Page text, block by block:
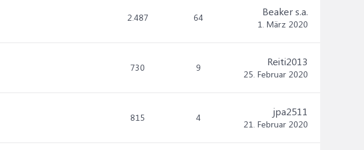
2.487 64 Beaker s.a.
1. März 2020
730 9 Reiti2013
25. Februar 2020
815 4 jpa2511
21. Februar 2020